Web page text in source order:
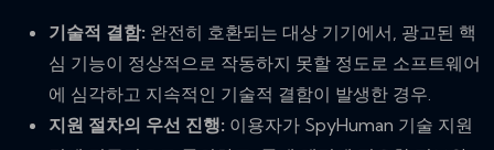
기술적 결함: 완전히 호환되는 대상 기기에서, 광고된 핵
심 기능이 정상적으로 작동하지 못할 정도로 소프트웨어
에 심각하고 지속적인 기술적 결함이 발생한 경우.
지원 절차의 우선 진행: 이용자가 SpyHuman 기술 지원